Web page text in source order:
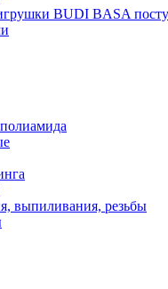
BUDI BASA
выпиливания, резьбы